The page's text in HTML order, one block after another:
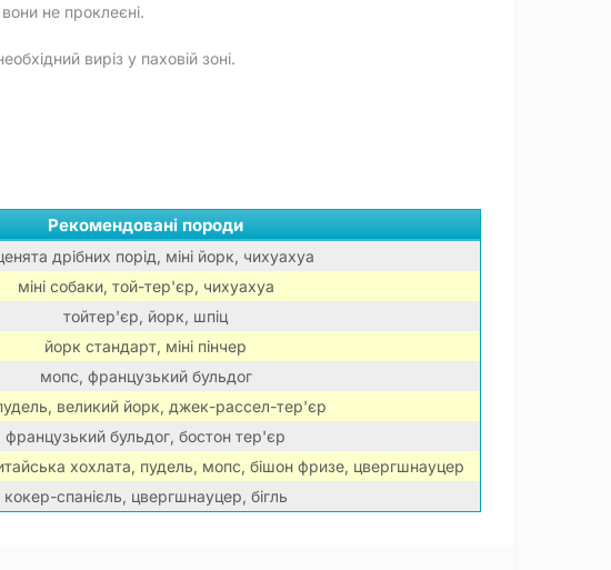
не проклеєні.
виріз у паховій зоні.
Рекомендовані породи
дрібних порід, міні йорк, чихуахуа
міні собаки, той-тер'єр, чихуахуа
тойтер'єр, йорк, шпіц
йорк стандарт, міні пінчер
мопс, французький бульдог
великий йорк, джек-рассел-тер'єр
французький бульдог, бостон тер'єр
хохлата, пудель, мопс, бішон фризе, цвергшнауцер
кокер-спанієль, цвергшнауцер, бігль